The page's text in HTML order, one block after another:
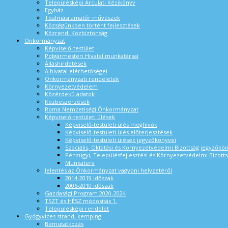
Településképi Arculati Kézikönyv
Egyház
Tóalmási amatőr művészek
Községünkben történt fejlesztések
Közrend, Közbiztonság
Önkormányzat
Képviselő-testület
Polgármesteri Hivatal munkatársai
Álláshirdetések
A hivatal elérhetőségei
Önkormányzati rendeletek
Környezetvédelem
Közérdekű adatok
Közbeszerzések
Roma Nemzetiségi Önkormányzat
Képviselő-testületi ülések
Képviselő-testületi ülés meghívók
Képviselő-testületi ülés előterjesztések
Képviselő-testületi ülések jegyzőkönyvei
Szociális, Oktatási és Környezetvédelmi Bizottság
Pénzügyi, Településfejlesztési és Környezetvédelmi
Munkaterv
Jelentés az Önkormányzat vagyoni helyzetéről
2014-2019 időszak
2006-2010 időszak
Gazdasági Program 2020-2024
TSZT és HÉSZ módosítás 1.
Településképi rendelet
Gyógyvizes strand, kemping
Bemutatkozás